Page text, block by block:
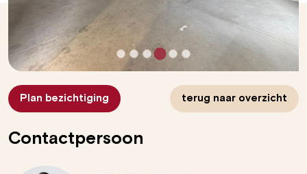
Plan bezichtiging terug naar overzicht
Contactpersoon